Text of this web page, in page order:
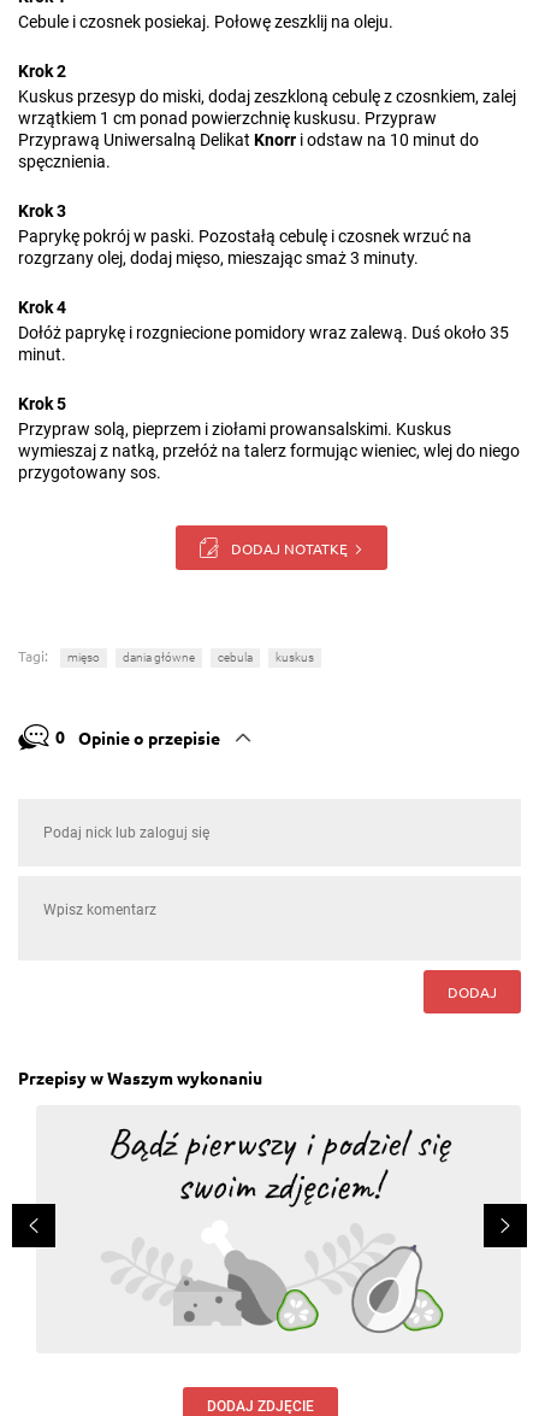
Cebule i czosnek posiekaj. Połowę zeszklij na oleju.
Krok 2
Kuskus przesyp do miski, dodaj zeszkloną cebulę z czosnkiem, zalej
wrzątkiem 1 cm ponad powierzchnię kuskusu. Przypraw
Przyprawą Uniwersalną Delikat Knorr i odstaw na 10 minut do
spęcznienia.
Krok 3
Paprykę pokrój w paski. Pozostałą cebulę i czosnek wrzuć na
rozgrzany olej, dodaj mięso, mieszając smaż 3 minuty.
Krok 4
Dołóż paprykę i rozgniecione pomidory wraz zalewą. Duś około 35
minut.
Krok 5
Przypraw solą, pieprzem i ziołami prowansalskimi. Kuskus
wymieszaj z natką, przełóż na talerz formując wieniec, wlej do niego
przygotowany sos.
DODAJ NOTATKĘ
Tagi: mięso dania główne cebula kuskus
0 Opinie o przepisie
DODAJ
Przepisy w Waszym wykonaniu
DODAJ ZDJĘCIE